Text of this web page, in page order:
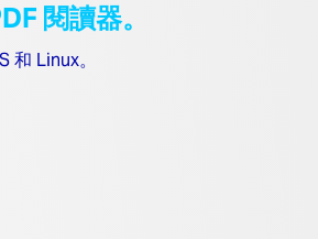
閱讀器。
Linux。